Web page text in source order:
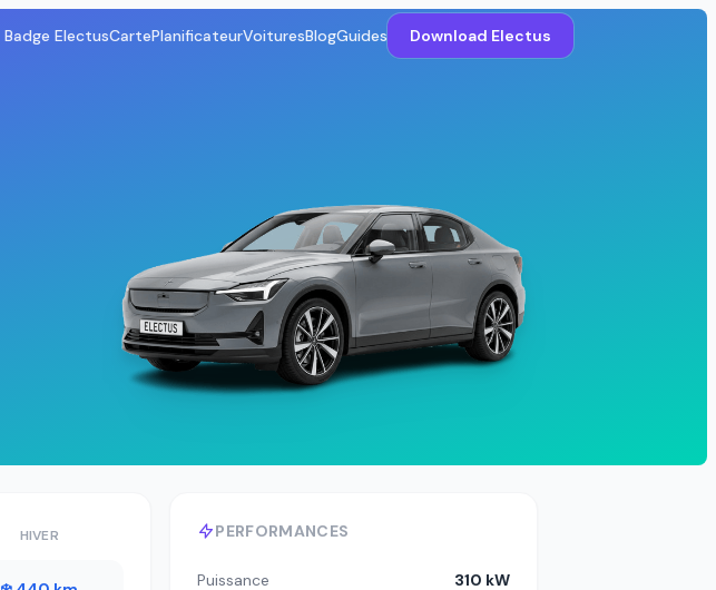
Badge ElectusCartePlanificateurVoituresBlogGuides Download Electus
HIVER PERFORMANCES
Puissance 310 kW